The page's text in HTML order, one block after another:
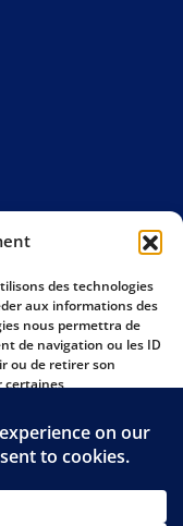
des technologies
aux informations des
nous permettra de
de navigation ou les ID
ou de retirer son
certaines